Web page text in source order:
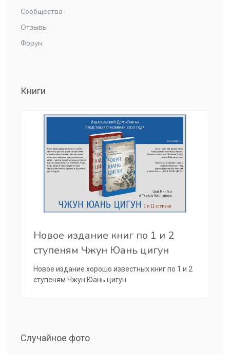
Сообщества
Отзывы
Форум
Книги
Новое издание книг по 1 и 2
ступеням Чжун Юань цигун
Новое издание хорошо известных книг по 1 и 2
ступеням Чжун Юань цигун.
Случайное фото